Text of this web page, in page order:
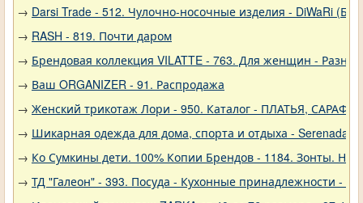
→ Darsi Trade - 512. Чулочно-носочные изделия - DiWaRi
→ RASH - 819. Почти даром
→ Брендовая коллекция VILATTE - 763. Для женщин - Разное
→ Ваш ORGANIZER - 91. Распродажа
→ Женский трикотаж Лори - 950. Каталог - ПЛАТЬЯ,
→ Шикарная одежда для дома, спорта и отдыха - Serenada -
→ Ко Сумкины дети. 100% Копии Брендов - 1184. Зонты.
→ ТД "Галеон" - 393. Посуда - Кухонные принадлежности -